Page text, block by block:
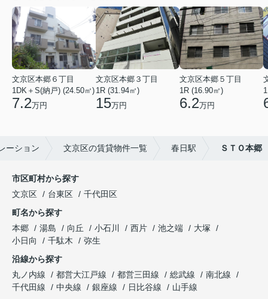
文京区本郷６丁目
1DK＋S(納戸) (24.50㎡)
7.2万円
文京区本郷３丁目
1R (31.94㎡)
15万円
文京区本郷５丁目
1R (16.90㎡)
6.2万円
ーション 文京区の賃貸物件一覧 春日駅 ＳＴＯ本郷
市区町村から探す
文京区
台東区
千代田区
町名から探す
本郷
湯島 向丘 小石川 西片 池之端
大塚
小日向
千駄木
弥生
沿線から探す
丸ノ内線
都営大江戸線 都営三田線 総武線
南北線
千代田線
中央線 銀座線 日比谷線
山手線